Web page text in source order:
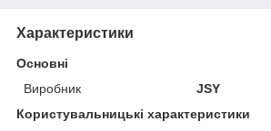
Характеристики
Основні
Виробник
JSY
Користувальницькі характеристики